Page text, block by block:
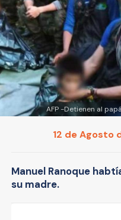
AFP -Detienen al
12 de Agosto
Manuel Ranoque
su madre.